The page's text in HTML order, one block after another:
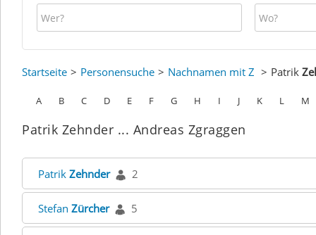
Startseite Personensuche Nachnamen mit Z Patrik
A B C D E F G H I J K L M
Patrik Zehnder ... Andreas Zgraggen
Patrik Zehnder 2
Stefan Zürcher 5